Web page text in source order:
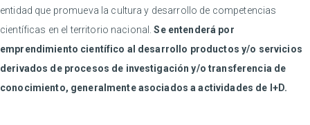
entidad que promueva la cultura y desarrollo de competencias
científicas en el territorio nacional.Se entenderá por
emprendimiento científico al desarrollo productos y/o servicios
derivados de procesos de investigación y/o transferencia de
conocimiento, generalmente asociados a actividades de I+D.